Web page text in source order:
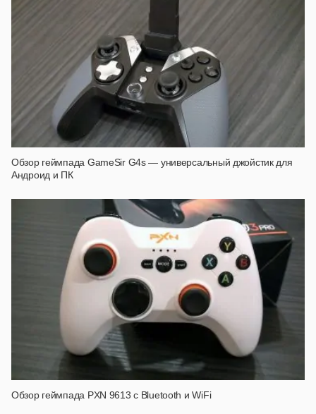
Обзор геймпада GameSir G4s — универсальный джойстик для
Андроид и ПК
Обзор геймпада PXN 9613 с Bluetooth и WiFi